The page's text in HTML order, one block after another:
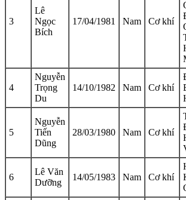
3
Lê
Ngọc
Bích
17/04/1981 Nam Cơ khí
4
Nguyễn
Trọng
Du
14/10/1982 Nam Cơ khí
5
Nguyễn
Tiến
Dũng
28/03/1980 Nam Cơ khí
6
Lê Văn
Dưỡng
14/05/1983 Nam Cơ khí